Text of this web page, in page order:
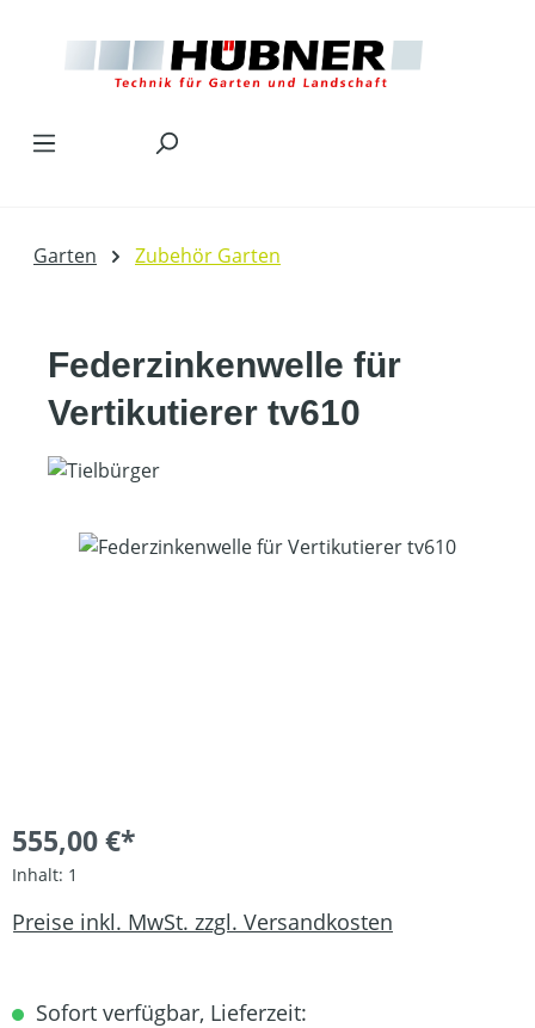
Garten Zubehör Garten
Federzinkenwelle für
Vertikutierer tv610
Bildergalerie überspringen
555,00 €*
Inhalt: 1
Preise inkl. MwSt. zzgl. Versandkosten
Sofort verfügbar, Lieferzeit: